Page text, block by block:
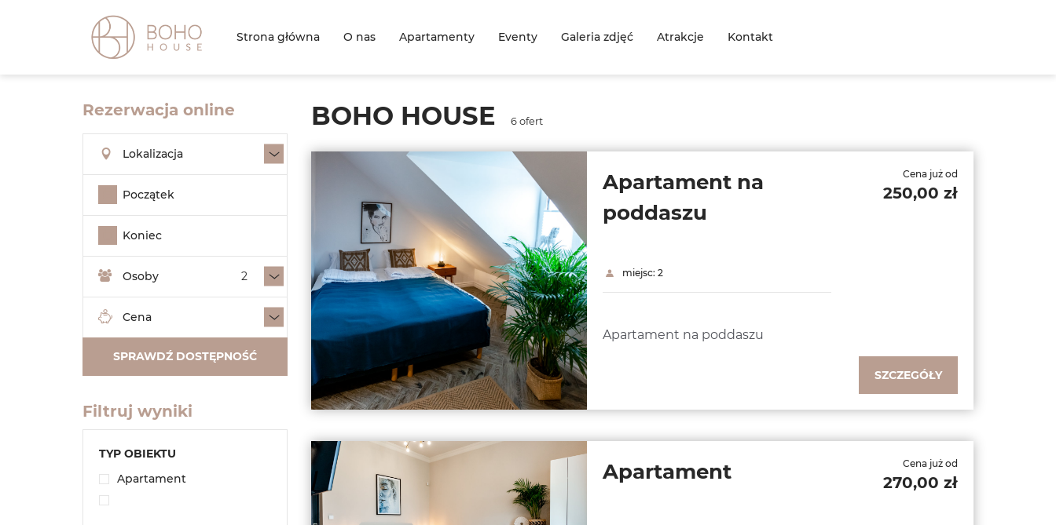
Strona główna O nas Apartamenty Eventy Galeria zdjęć Atrakcje Kontakt
Rezerwacja online
Lokalizacja Lokalizacja
Początek
Koniec
Osoby Osoby
Cena Cena
SPRAWDŹ DOSTĘPNOŚĆ
Filtruj wyniki
TYP OBIEKTU
Apartament
BOHO HOUSE 6 ofert
Apartament na
poddaszu
miejsc: 2
Cena już od
250,00 zł
Apartament na poddaszu
SZCZEGÓŁY
Apartament Cena już od
270,00 zł